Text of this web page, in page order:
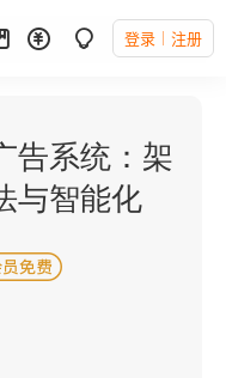
登录 注册
告系统：架
与智能化